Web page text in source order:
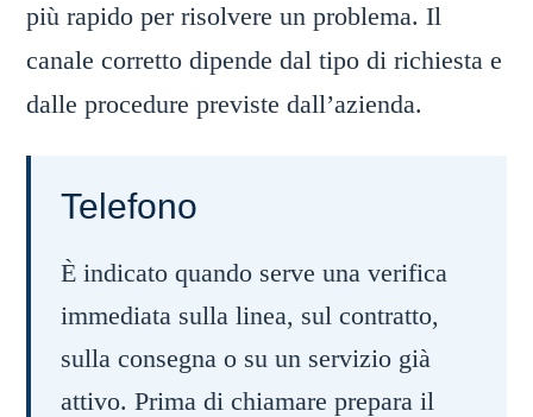
più rapido per risolvere un problema. Il
canale corretto dipende dal tipo di richiesta e
dalle procedure previste dall’azienda.
Telefono
È indicato quando serve una verifica
immediata sulla linea, sul contratto,
sulla consegna o su un servizio già
attivo. Prima di chiamare prepara il